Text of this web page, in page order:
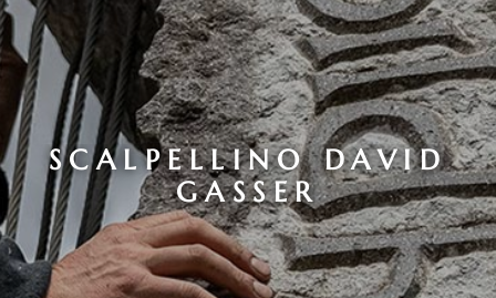
SCALPELLINO DAVID
GASSER